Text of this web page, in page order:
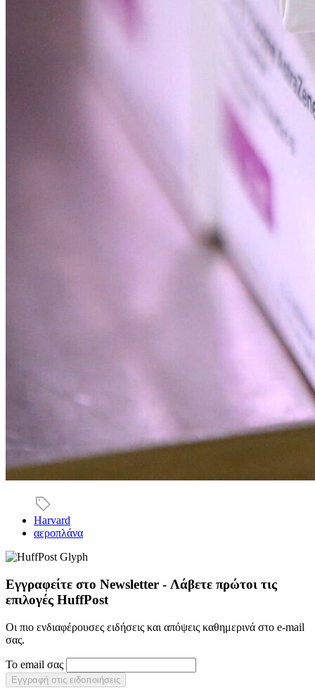
Harvard
αεροπλάνα
Εγγραφείτε στο Newsletter - Λάβετε πρώτοι τις
επιλογές HuffPost
Οι πιο ενδιαφέρουσες ειδήσεις και απόψεις καθημερινά στο e-mail
σας.
Το email σας
Εγγραφή στις ειδοποιήσεις